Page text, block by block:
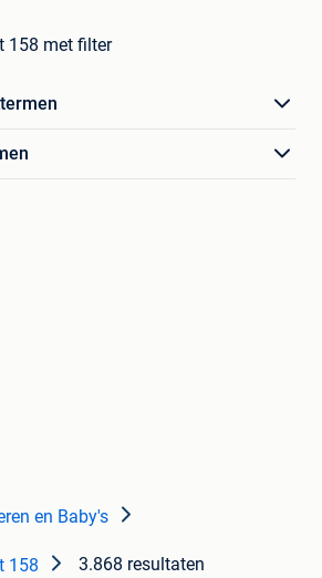
158 met filter
en Baby's
158 3.868 resultaten